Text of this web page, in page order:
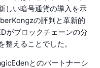
しい暗号通貨の導入を示
の評判と革新的
がブロックチェーンの分
えることでした。
とのパートナーシ